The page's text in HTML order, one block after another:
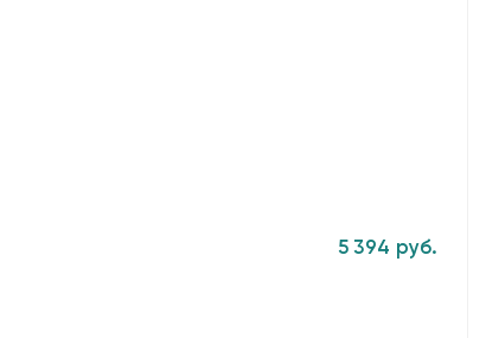
5 394 руб.